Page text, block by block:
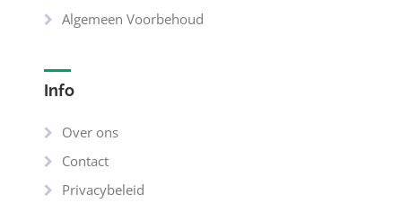
Algemeen Voorbehoud
Info
Over ons
Contact
Privacybeleid